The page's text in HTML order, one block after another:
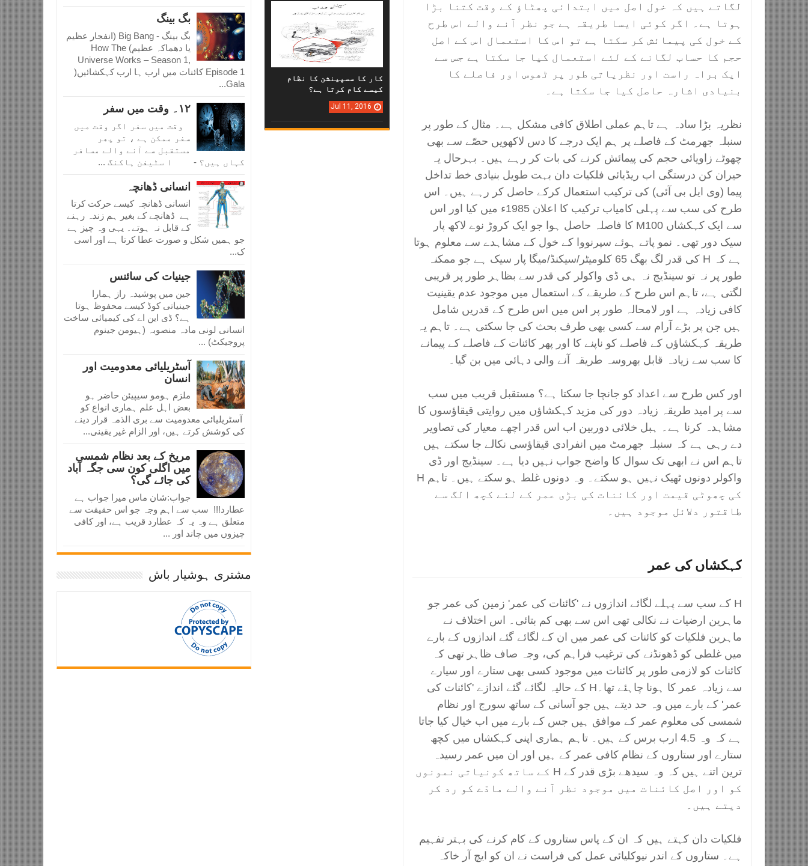
لگاتے ہیں کہ خول اصل میں ابتدائی پھٹاؤ کے وقت کتنا بڑا
ہوتا ہے۔ اگر کوئی ایسا طریقہ ہے جو نظر آنے والے اس طرح
کے خول کی پیمائش کر سکتا ہے تو اس کا استعمال اس کے اصل
حجم کا حساب لگانے کے لئے استعمال کیا جا سکتا ہے جس سے
ایک براہ راست اور نظریاتی طور پر ٹھوس اور فاصلے کا
بنیادی اشارہ حاصل کیا جا سکتا ہے۔
نظریہ بڑا سادہ ہے تاہم عملی اطلاق کافی مشکل ہے۔ مثال کے طور پر
سنبلہ جھرمٹ کے فاصلے پر ہم ایک درجے کا دس لاکھویں حصّے سے بھی
چھوٹے زاویائی حجم کی پیمائش کرنے کی بات کر رہے ہیں۔ بہرحال یہ
حیران کن درستگی اب ریڈیائی فلکیات دان بہت طویل بنیادی خط تداخل
پیما (وی ایل بی آئی) کی ترکیب استعمال کرکے حاصل کر رہے ہیں۔ اس
طرح کی سب سے پہلی کامیاب ترکیب کا اعلان 1985ء میں کیا اور اس
سے ایک کہکشاں M100 کا فاصلہ حاصل ہوا جو ایک کروڑ نوے لاکھ پار
سیک دور تھی۔ نمو پاتے ہوئے سپرنووا کے خول کے مشاہدے سے معلوم ہوتا
ہے کہ H کی قدر لگ بھگ 65 کلومیٹر/سیکنڈ/میگا پار سیک ہے جو ممکنہ
طور پر نہ تو سینڈیج نہ ہی ڈی واکولر کی قدر سے بظاہر طور پر قریبی
لگتی ہے، تاہم اس طرح کے طریقے کے استعمال میں موجود عدم یقینیت
کافی زیادہ ہے اور لامحالہ طور پر اس میں اس طرح کے قدریں شامل
ہیں جن پر بڑے آرام سے کسی بھی طرف بحث کی جا سکتی ہے۔ تاہم یہ
طریقہ کہکشاؤں کے فاصلے کو ناپنے کا اور پھر کائنات کے فاصلے کے پیمانے
کا سب سے زیادہ قابل بھروسہ طریقہ آنے والی دہائی میں بن گیا۔
اور کس طرح سے اعداد کو جانچا جا سکتا ہے؟ مستقبل قریب میں سب
سے پر امید طریقہ زیادہ دور کی مزید کہکشاؤں میں روایتی قیقاؤسوں کا
مشاہدہ کرنا ہے۔ ہبل خلائی دوربین اب اس قدر اچھے معیار کی تصاویر
دے رہی ہے کہ سنبلہ جھرمٹ میں انفرادی قیقاؤسی نکالے جا سکتے ہیں
تاہم اس نے ابھی تک سوال کا واضح جواب نہیں دیا ہے۔ سینڈیج اور ڈی
واکولر دونوں ٹھیک نہیں ہو سکتے۔ وہ دونوں غلط ہو سکتے ہیں۔ تاہم H
کی چھوٹی قیمت اور کائنات کی بڑی عمر کے لئے کچھ الگ سے
طاقتور دلائل موجود ہیں۔
کہکشاں کی عمر
H کے سب سے پہلے لگائے اندازوں نے 'کائنات کی عمر' زمین کی عمر جو
ماہرین ارضیات نے نکالی تھی اس سے بھی کم بتائی۔ اس اختلاف نے
ماہرین فلکیات کو کائنات کی عمر میں ان کے لگائے گئے اندازوں کے بارے
میں غلطی کو ڈھونڈنے کی ترغیب فراہم کی، وجہ صاف ظاہر تھی کہ
کائنات کو لازمی طور پر کائنات میں موجود کسی بھی ستارے اور سیارے
سے زیادہ عمر کا ہونا چاہئے تھا۔H کے حالیہ لگائے گئے اندازے 'کائنات کی
عمر' کے بارے میں وہ حد دیتے ہیں جو آسانی کے ساتھ سورج اور نظام
شمسی کی معلوم عمر کے موافق ہیں جس کے بارے میں اب خیال کیا جاتا
ہے کہ وہ 4.5 ارب برس کے ہیں۔ تاہم ہماری اپنی کہکشاں میں کچھ
ستارے اور ستاروں کے نظام کافی عمر کے ہیں اور ان میں عمر رسیدہ
ترین اتنے ہیں کہ وہ سیدھے بڑی قدر کے H کے ساتھ کونیاتی نمونوں
کو اور اصل کائنات میں موجود نظر آنے والے مادّے کو رد کر
دیتے ہیں۔
فلکیات دان کہتے ہیں کہ ان کے پاس ستاروں کے کام کرنے کی بہتر تفہیم
ہے۔ ستاروں کے اندر نیوکلیائی عمل کی فراست نے ان کو ایچ آر خاکہ
بگ بینگ
بگ بینگ - Big Bang (انفجار عظیم
یا دھماکہ عظیم) How The
Universe Works – Season 1,
Episode 1 کائنات میں ارب ہا ارب کہکشائیں(
Gala...
١٢۔ وقت میں سفر
وقت میں سفر اگر وقت میں
سفر ممکن ہے ، تو پھر
مستقبل سے آنے والے مسافر
کہاں ہیں؟ - ا سٹیفن ہاکنگ ...
انسانی ڈھانچہ
انسانی ڈھانچہ کیسے حرکت کرتا
ہے ڈھانچے کے بغیر ہم زندہ رہنے
کے قابل نہ ہوتے۔ یہی وہ چیز ہے
جو ہمیں شکل و صورت عطا کرتا ہے اور اسی
ک...
جینیات کی سائنس
جین میں پوشیدہ راز ہمارا
جینیاتی کوڈ کیسے محفوظ ہوتا
ہے؟ ڈی این اے کی کیمیائی ساخت
انسانی لونی مادہ منصوبہ (ہیومن جینوم
پروجیکٹ) ...
آسٹریلیائی معدومیت اور
انسان
ملزم ہومو سیپیئن حاضر ہو
بعض اہل علم ہماری انواع کو
آسٹریلیائی معدومیت سے بری الذمہ قرار دینے
کی کوشش کرتے ہیں، اور الزام غیر یقینی...
مریخ کے بعد نظام شمسی
میں اگلی کون سی جگہ آباد
کی جائے گی؟
جواب:شان ماس میرا جواب ہے
عطارد!!! سب سے اہم وجہ جو اس حقیقت سے
متعلق ہے وہ یہ کہ عطارد قریب ہے، اور کافی
چیزوں میں چاند اور ...
مشتری ہوشیار باش
کار کا سسپینشن کا نظام
کیسے کام کرتا ہے؟
Jul 11, 2016